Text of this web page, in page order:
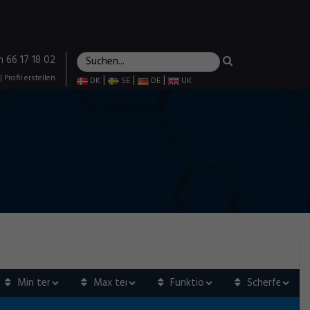
17 18 02
| Profil erstellen DK | SE | DE | UK